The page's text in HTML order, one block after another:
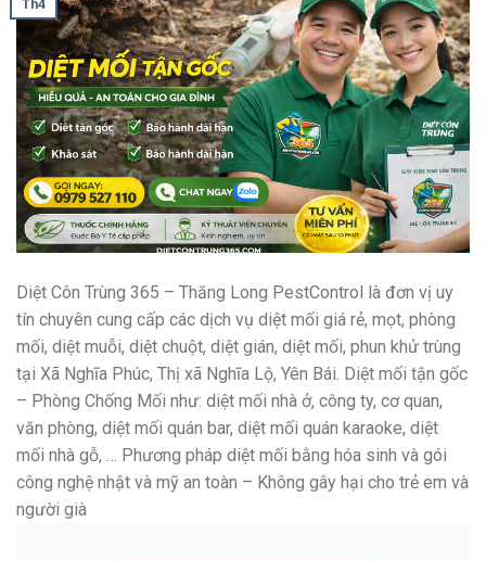
Th4
Diệt Côn Trùng 365 – Thăng Long PestControl là đơn vị uy
tín chuyên cung cấp các dịch vụ diệt mối giá rẻ, mọt, phòng
mối, diệt muỗi, diệt chuột, diệt gián, diệt mối, phun khử trùng
tại Xã Nghĩa Phúc, Thị xã Nghĩa Lộ, Yên Bái. Diệt mối tận gốc
– Phòng Chống Mối như: diệt mối nhà ở, công ty, cơ quan,
văn phòng, diệt mối quán bar, diệt mối quán karaoke, diệt
mối nhà gỗ, … Phương pháp diệt mối bằng hóa sinh và gói
công nghệ nhật và mỹ an toàn – Không gây hại cho trẻ em và
người già